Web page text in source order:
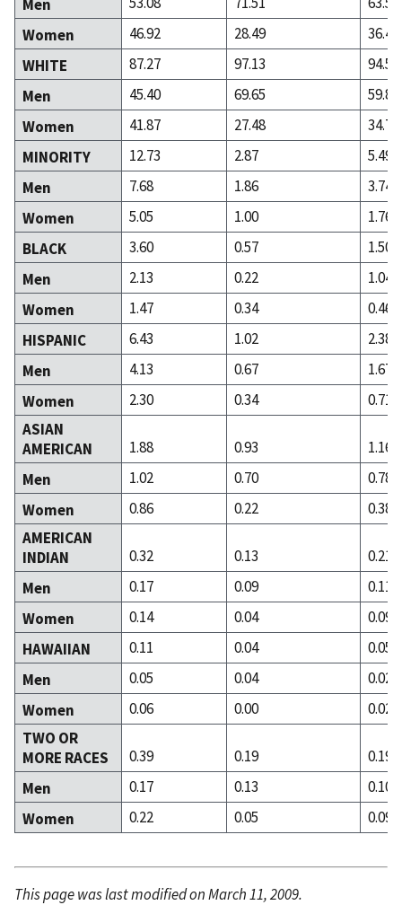
Men
Women
46.92 28.49
36.46
WHITE
87.27 97.13
94.51
Men
45.40 69.65
59.81
Women
41.87 27.48
34.70
MINORITY
12.73 2.87
5.49
Men
7.68 1.86
3.74
Women
5.05 1.00
1.76
BLACK
3.60 0.57
1.50
Men
2.13 0.22
1.04
Women
1.47 0.34
0.46
HISPANIC
6.43 1.02
2.38
Men
4.13 0.67
1.67
Women
2.30 0.34
0.71
ASIAN
AMERICAN
1.88 0.93
1.16
Men
1.02 0.70
0.78
Women
0.86 0.22
0.38
AMERICAN
INDIAN
0.32 0.13
0.21
Men
0.17 0.09
0.11
Women
0.14 0.04
0.09
HAWAIIAN
0.11 0.04
0.05
Men
0.05 0.04
0.02
Women
0.06 0.00
0.02
TWO OR
MORE RACES
0.39 0.19
0.19
Men
0.17 0.13
0.10
Women
0.22 0.05 0.09
This page was last modified on March 11, 2009.